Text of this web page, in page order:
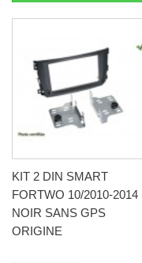
KIT 2 DIN SMART
FORTWO 10/2010-2014
NOIR SANS GPS
ORIGINE